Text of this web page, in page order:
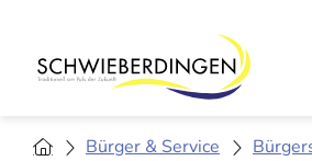
Bürger & Service